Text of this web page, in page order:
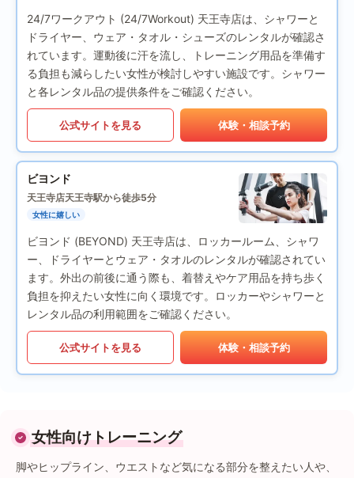
24/7ワークアウト (24/7Workout) 天王寺店は、シャワーと
ドライヤー、ウェア・タオル・シューズのレンタルが確認さ
れています。運動後に汗を流し、トレーニング用品を準備す
る負担も減らしたい女性が検討しやすい施設です。シャワー
と各レンタル品の提供条件をご確認ください。
公式サイトを見る 体験・相談予約
ビヨンド
天王寺店天王寺駅から徒歩5分
女性に嬉しい
ビヨンド (BEYOND) 天王寺店は、ロッカールーム、シャワ
ー、ドライヤーとウェア・タオルのレンタルが確認されてい
ます。外出の前後に通う際も、着替えやケア用品を持ち歩く
負担を抑えたい女性に向く環境です。ロッカーやシャワーと
レンタル品の利用範囲をご確認ください。
公式サイトを見る 体験・相談予約
女性向けトレーニング
脚やヒップライン、ウエストなど気になる部分を整えたい人や、